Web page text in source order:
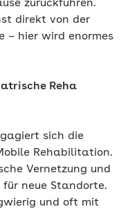
zurückführen.
direkt von der
– hier wird enormes
Reha
sich die
Rehabilitation.
Vernetzung und
neue Standorte.
und oft mit